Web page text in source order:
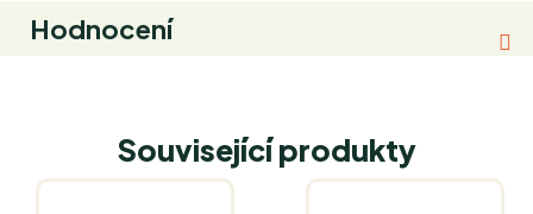
Hodnocení
Související produkty